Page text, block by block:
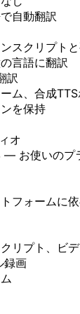
自動翻訳
スクリプト
言語に翻訳
訳
ム、合成TTS
を保持
オ
— お使いのプ
フォームに
リプト、ビ
録画